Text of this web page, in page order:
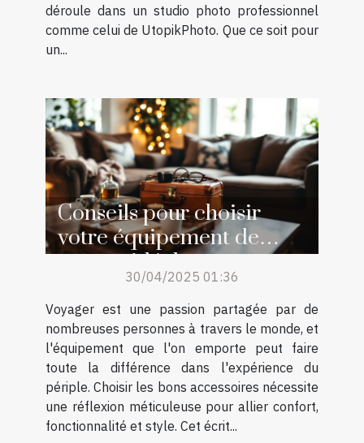
déroule dans un studio photo professionnel
comme celui de UtopikPhoto. Que ce soit pour
un...
Conseils pour choisir
votre équipement de
voyage idéal
30/04/2025 01:36
Voyager est une passion partagée par de
nombreuses personnes à travers le monde, et
l'équipement que l'on emporte peut faire
toute la différence dans l'expérience du
périple. Choisir les bons accessoires nécessite
une réflexion méticuleuse pour allier confort,
fonctionnalité et style. Cet écrit...